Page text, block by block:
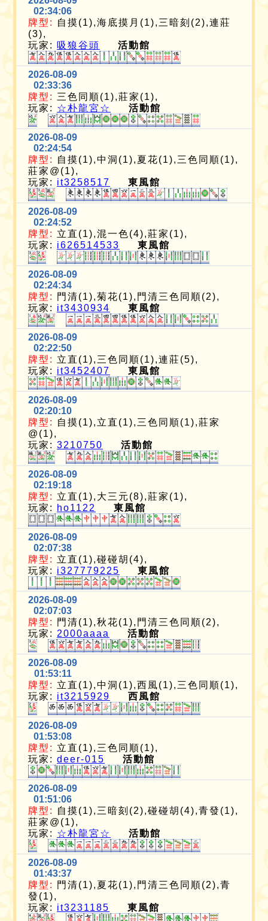
02:34:06
牌型:
自摸(1),海底摸月(1),三暗刻(2),連莊
(3),
玩家: 吸狼谷頭 活動館
2026-08-09
02:33:36
牌型: 三色同順(1),莊家(1),
玩家: ☆朴龍宮☆ 活動館
2026-08-09
02:24:54
牌型:
自摸(1),中洞(1),夏花(1),三色同順(1),
莊家@(1),
玩家: it3258517 東風館
2026-08-09
02:24:52
牌型: 立直(1),混一色(4),莊家(1),
玩家: i626514533 東風館
2026-08-09
02:24:34
牌型:
門清(1),菊花(1),門清三色同順(2),
玩家: it3430934 東風館
2026-08-09
02:22:50
牌型: 立直(1),三色同順(1),連莊(5),
玩家: it3452407 東風館
2026-08-09
02:20:10
牌型:
自摸(1),立直(1),三色同順(1),莊家
@(1),
玩家:3210750 活動館
2026-08-09
02:19:18
牌型: 立直(1),大三元(8),莊家(1),
玩家:
ho1122 東風館
2026-08-09
02:07:38
牌型: 立直(1),碰碰胡(4),
玩家: i327779225 東風館
2026-08-09
02:07:03
牌型:
門清(1),秋花(1),門清三色同順(2),
玩家: 2000aaaa 活動館
2026-08-09
01:53:11
牌型: 立直(1),中洞(1),西風(1),三色同順(1),
玩家: it3215929 西風館
2026-08-09
01:53:08
牌型: 立直(1),三色同順(1),
玩家:deer-015 活動館
2026-08-09
01:51:06
牌型:
自摸(1),三暗刻(2),碰碰胡(4),青發(1),
莊家@(1),
玩家: ☆朴龍宮☆ 活動館
2026-08-09
01:43:37
牌型:
門清(1),夏花(1),門清三色同順(2),青
發(1),
玩家: it3231185 東風館